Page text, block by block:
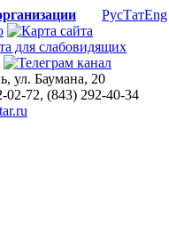
РусТатEng
ул. Баумана, 20
02-72, (843) 292-40-34